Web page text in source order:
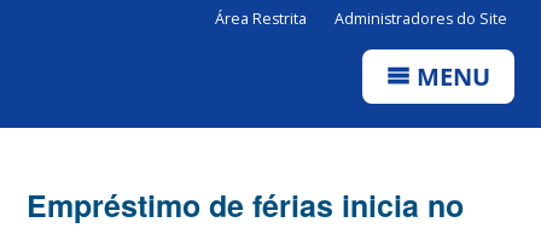
Área Restrita Administradores do Site
MENU
Empréstimo de férias inicia no